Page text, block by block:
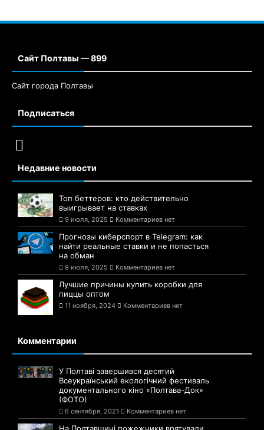
Сайт Полтавы — 899
Сайт города Полтавы
Подписаться
Недавние новости
Топ беттеров: кто действительно
выигрывает на ставках
9 июля, 2025 Комментариев нет
Прогнозы киберспорт в Telegram: как
найти реальные ставки и не попасться
на обман
9 июля, 2025 Комментариев нет
Лучшие причины купить коробки для
пиццы оптом
11 ноября, 2024 Комментариев нет
Комментарии
У Полтаві завершився десятий
Всеукраїнський екологічний фестиваль
документального кіно «Полтава-Док»
(ФОТО)
6 сентября, 2021 Комментариев нет